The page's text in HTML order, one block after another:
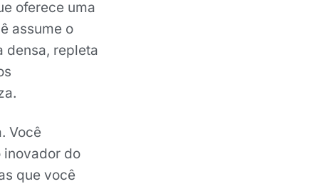
oferece uma
assume o
densa, repleta
Você
inovador do
que você